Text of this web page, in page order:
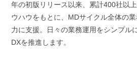
年の初版リリース以来、累計400社以
ウハウをもとに、MDサイクル全体の
力に支援。日々の業務運用をシンプル
DXを推進します。